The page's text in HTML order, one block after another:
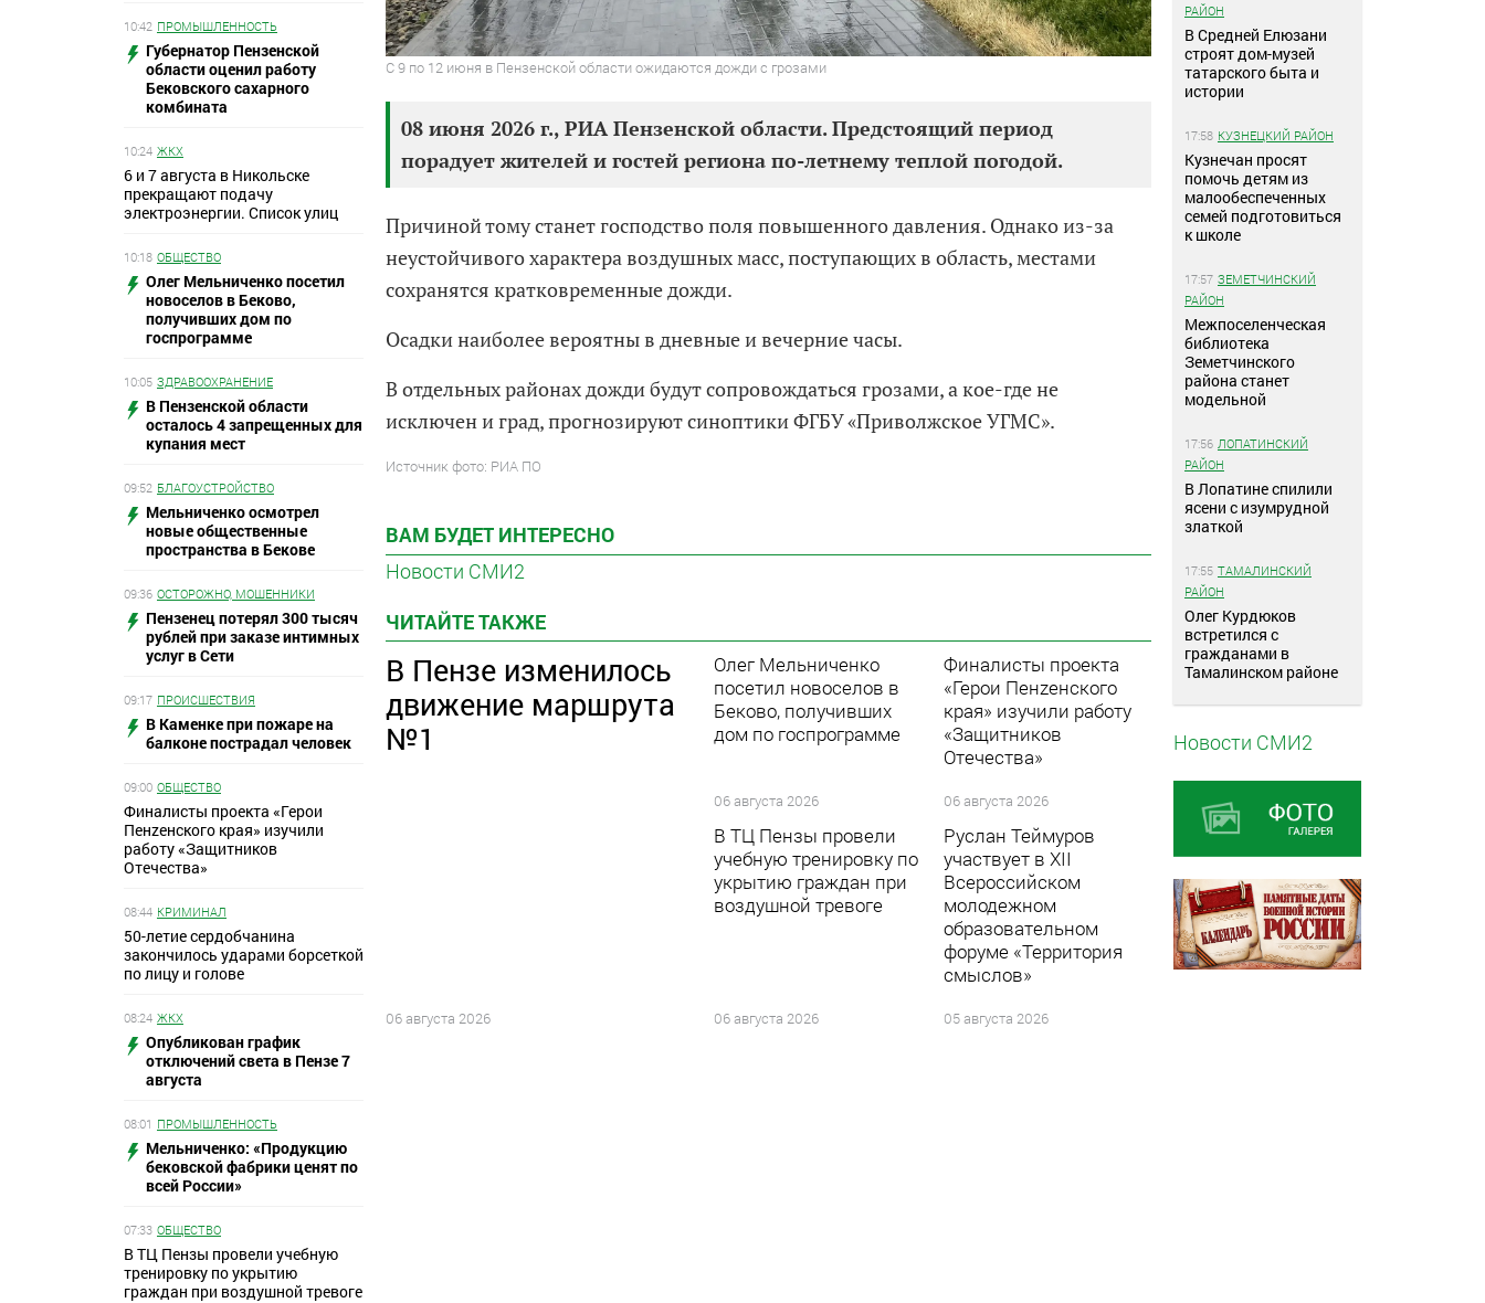
10:42 ПРОМЫШЛЕННОСТЬ
Губернатор Пензенской
области оценил работу
Бековского сахарного
комбината
10:24 ЖКХ
6 и 7 августа в Никольске
прекращают подачу
электроэнергии. Список улиц
10:18 ОБЩЕСТВО
Олег Мельниченко посетил
новоселов в Беково,
получивших дом по
госпрограмме
10:05 ЗДРАВООХРАНЕНИЕ
В Пензенской области
осталось 4 запрещенных для
купания мест
09:52 БЛАГОУСТРОЙСТВО
Мельниченко осмотрел
новые общественные
пространства в Бекове
09:36 ОСТОРОЖНО, МОШЕННИКИ
Пензенец потерял 300 тысяч
рублей при заказе интимных
услуг в Сети
09:17 ПРОИСШЕСТВИЯ
В Каменке при пожаре на
балконе пострадал человек
09:00 ОБЩЕСТВО
Финалисты проекта «Герои
Пенzенского края» изучили
работу «Защитников
Отечества»
08:44 КРИМИНАЛ
50-летие сердобчанина
закончилось ударами борсеткой
по лицу и голове
08:24 ЖКХ
Опубликован график
отключений света в Пензе 7
августа
08:01 ПРОМЫШЛЕННОСТЬ
Мельниченко: «Продукцию
бековской фабрики ценят по
всей России»
07:33 ОБЩЕСТВО
В ТЦ Пензы провели учебную
тренировку по укрытию
граждан при воздушной тревоге
С 9 по 12 июня в Пензенской области ожидаются дожди с грозами
08 июня 2026 г., РИА Пензенской области. Предстоящий период
порадует жителей и гостей региона по-летнему теплой погодой.
Причиной тому станет господство поля повышенного давления. Однако из-за
неустойчивого характера воздушных масс, поступающих в область, местами
сохранятся кратковременные дожди.
Осадки наиболее вероятны в дневные и вечерние часы.
В отдельных районах дожди будут сопровождаться грозами, а кое-где не
исключен и град, прогнозируют синоптики ФГБУ «Приволжское УГМС».
Источник фото: РИА ПО
ВАМ БУДЕТ ИНТЕРЕСНО
Новости СМИ2
ЧИТАЙТЕ ТАКЖЕ
В Пензе изменилось
движение маршрута
№1
06 августа 2026
Олег Мельниченко
посетил новоселов в
Беково, получивших
дом по госпрограмме
06 августа 2026
Финалисты проекта
«Герои Пенzенского
края» изучили работу
«Защитников
Отечества»
06 августа 2026
В ТЦ Пензы провели
учебную тренировку по
укрытию граждан при
воздушной тревоге
06 августа 2026
Руслан Теймуров
участвует в XII
Всероссийском
молодежном
образовательном
форуме «Территория
смыслов»
05 августа 2026
РАЙОН
В Средней Елюзани
строят дом-музей
татарского быта и
истории
17:58 КУЗНЕЦКИЙ РАЙОН
Кузнечан просят
помочь детям из
малообеспеченных
семей подготовиться
к школе
17:57 ЗЕМЕТЧИНСКИЙ
РАЙОН
Межпоселенческая
библиотека
Земетчинского
района станет
модельной
17:56 ЛОПАТИНСКИЙ
РАЙОН
В Лопатине спилили
ясени с изумрудной
златкой
17:55 ТАМАЛИНСКИЙ
РАЙОН
Олег Курдюков
встретился с
гражданами в
Тамалинском районе
Новости СМИ2